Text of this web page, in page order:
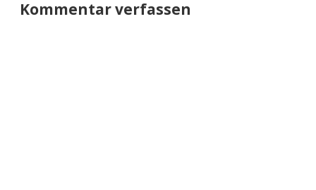
Kommentar verfassen